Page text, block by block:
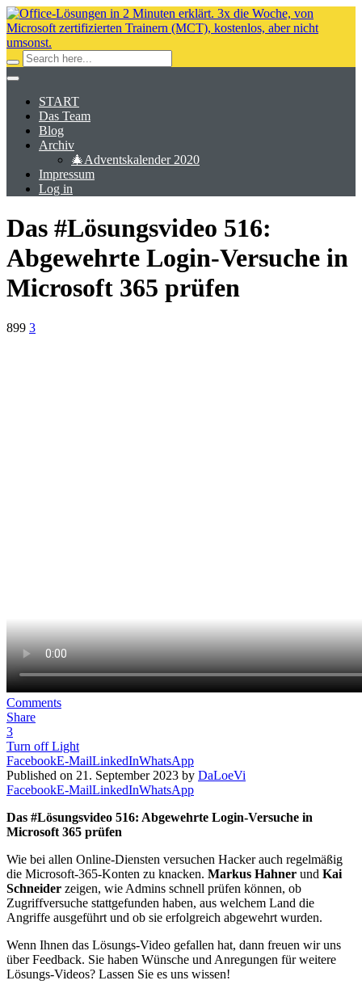
START
Das Team
Blog
Archiv
🎄Adventskalender 2020
Impressum
Log in
Das #Lösungsvideo 516:
Abgewehrte Login-Versuche in
Microsoft 365 prüfen
899 3
Comments
Share
3
Turn off Light
FacebookE-MailLinkedInWhatsApp
Published on 21. September 2023 by DaLoeVi
FacebookE-MailLinkedInWhatsApp
Das #Lösungsvideo 516: Abgewehrte Login-Versuche in
Microsoft 365 prüfen
Wie bei allen Online-Diensten versuchen Hacker auch regelmäßig
die Microsoft-365-Konten zu knacken. Markus Hahner und Kai
Schneider zeigen, wie Admins schnell prüfen können, ob
Zugriffversuche stattgefunden haben, aus welchem Land die
Angriffe ausgeführt und ob sie erfolgreich abgewehrt wurden.
Wenn Ihnen das Lösungs-Video gefallen hat, dann freuen wir uns
über Feedback. Sie haben Wünsche und Anregungen für weitere
Lösungs-Videos? Lassen Sie es uns wissen!